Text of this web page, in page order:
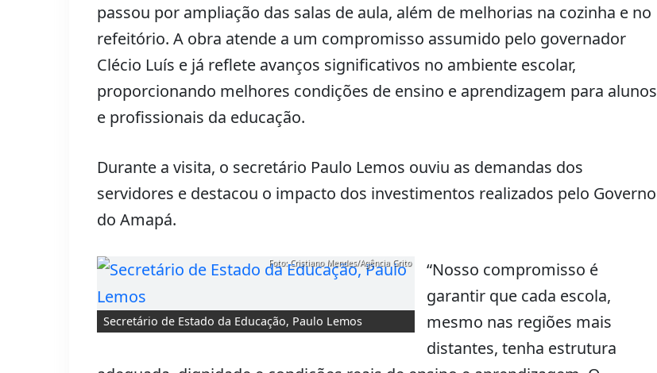
passou por ampliação das salas de aula, além de melhorias na cozinha e no
refeitório. A obra atende a um compromisso assumido pelo governador
Clécio Luís e já reflete avanços significativos no ambiente escolar,
proporcionando melhores condições de ensino e aprendizagem para alunos
e profissionais da educação.
Durante a visita, o secretário Paulo Lemos ouviu as demandas dos
servidores e destacou o impacto dos investimentos realizados pelo Governo
do Amapá.
Secretário de Estado da Educação, Paulo Lemos
Foto: Cristiano Mendes/Agência Grito
“Nosso compromisso é
garantir que cada escola,
mesmo nas regiões mais
distantes, tenha estrutura